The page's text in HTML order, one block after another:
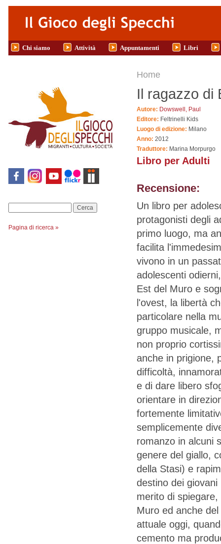
Salta al contenuto principale
Chi siamo Attività Appuntamenti Libri
Pagina di ricerca »
Tu sei qui
Home
Il ragazzo di
Autore: Dowswell, Paul
Editore: Feltrinelli Kids
Luogo di edizione: Milano
Anno: 2012
Traduttore: Marina Morpurgo
Libro per Adulti
Recensione:
Un libro per
protagonisti degli
primo luogo, ma
facilita
vivono in un
adolescenti
Est del Muro e
l'ovest, la libertà
particolare nella
gruppo musicale,
non proprio
anche in prigione,
difficoltà,
e di dare libero
orientare in
fortemente
semplicemente
romanzo in alcuni
genere del giallo,
della Stasi) e
destino dei
merito di
Muro ed anche
attuale oggi,
cemento ma